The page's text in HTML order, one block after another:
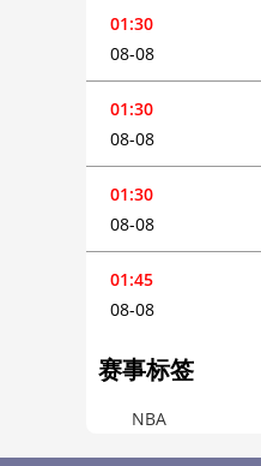
01:30
08-08
01:30
08-08
01:30
08-08
01:45
08-08
赛事标签
NBA